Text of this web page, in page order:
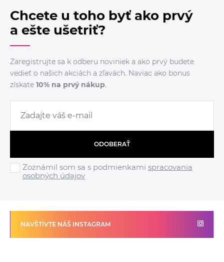
Chcete u toho byť ako prvý
a ešte ušetriť?
Zaregistrujte sa k odberu noviniek a ako prvý budete
vedieť o našich akciách a zľavách. Naviac ako bonus
získate 10% na prvý nákup.
ODOBERAŤ
Zoznámil som sa s podmienkami spracovania
osobných údajov
NAVŠTÍVTE NÁŠ INSTAGRAM